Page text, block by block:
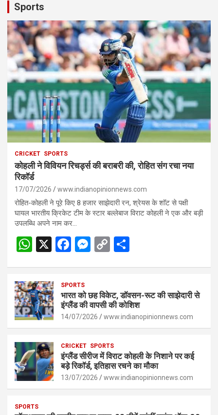
Sports
CRICKET SPORTS
कोहली ने विवियन रिचर्ड्स की बराबरी की, रोहित संग रचा नया
रिकॉर्ड
17/07/2026 www.indianopinionnews.com
रोहित-कोहली ने पूरे किए 8 हजार साझेदारी रन, श्रेयस के शॉट से पक्षी
घायल भारतीय क्रिकेट टीम के स्टार बल्लेबाज विराट कोहली ने एक और बड़ी
उपलब्धि अपने नाम कर…
W
s
A
p
p
X
F
b
o
o
M
n
g
er
C
Li
n
k
e
SPORTS
भारत को छह विकेट, डॉवसन-रूट की साझेदारी से
इंग्लैंड की वापसी की कोशिश
14/07/2026 www.indianopinionnews.com
CRICKET SPORTS
इंग्लैंड सीरीज में विराट कोहली के निशाने पर कई
बड़े रिकॉर्ड, इतिहास रचने का मौका
13/07/2026 www.indianopinionnews.com
SPORTS